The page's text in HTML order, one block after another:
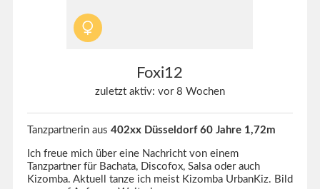
Foxi12
zuletzt aktiv: vor 8 Wochen
Tanzpartnerin aus 402xx Düsseldorf 60 Jahre 1,72m
Ich freue mich über eine Nachricht von einem
Tanzpartner für Bachata, Discofox, Salsa oder auch
Kizomba. Aktuell tanze ich meist Kizomba UrbanKiz. Bild